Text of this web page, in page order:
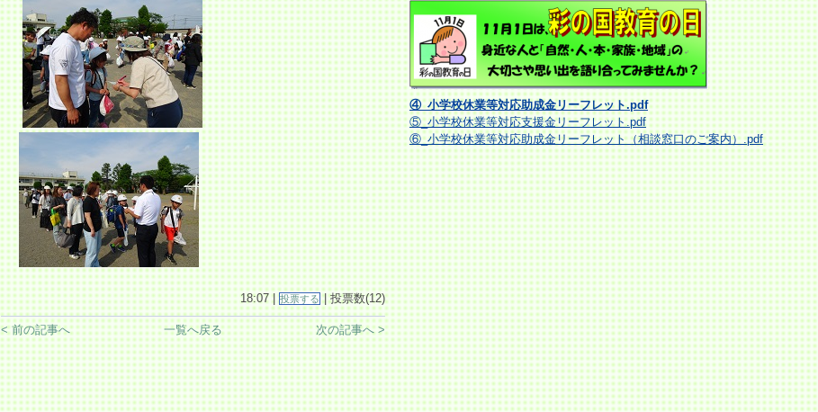
18:07 |投票する | 投票数(12)
< 前の記事へ 次の記事へ >
一覧へ戻る
④_小学校休業等対応助成金リーフレット.pdf
⑤_小学校休業等対応支援金リーフレット.pdf
⑥_小学校休業等対応助成金リーフレット（相談窓口のご案内）.pdf